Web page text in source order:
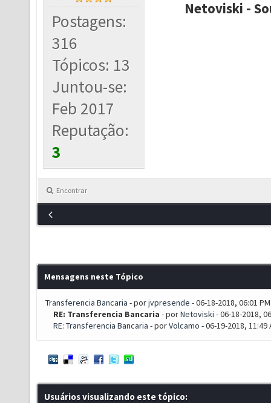
Postagens:
316
Tópicos: 13
Juntou-se:
Feb 2017
Reputação:
3
Netoviski -
Encontrar
Mensagens neste Tópico
Transferencia Bancaria - porjvpresende - 06-18-2018, 06:01 PM
RE: Transferencia Bancaria - porNetoviski - 06-18-2018,
RE: Transferencia Bancaria - porVolcamo - 06-19-2018, 11:49
Usuários visualizando este tópico: